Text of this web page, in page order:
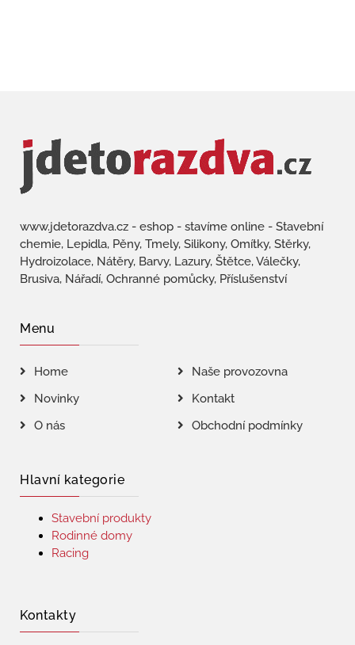
www.jdetorazdva.cz - eshop - stavíme online - Stavební
chemie, Lepidla, Pěny, Tmely, Silikony, Omítky, Stěrky,
Hydroizolace, Nátěry, Barvy, Lazury, Štětce, Válečky,
Brusiva, Nářadí, Ochranné pomůcky, Příslušenství
Menu
Home
Naše provozovna
Novinky
Kontakt
O nás
Obchodní podmínky
Hlavní kategorie
Stavební produkty
Rodinné domy
Racing
Kontakty